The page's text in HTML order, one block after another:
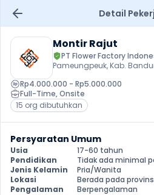
Detail
Montir Rajut
PT Flower Factory
Pameungpeuk, Kab.
Rp4.000.000 - Rp5.000.000
Full-Time, Onsite
15 org dibutuhkan
Persyaratan Umum
Usia
17-60 tahun
Pendidikan
Tidak ada minimal
Jenis Kelamin
Pria/Wanita
Lokasi
Berada pada
Pengalaman
Berpengalaman